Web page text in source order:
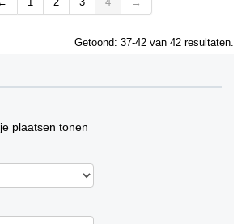
op de wachtlijst.
Getoond: 37-42 van 42 resultaten.
plaatsen tonen